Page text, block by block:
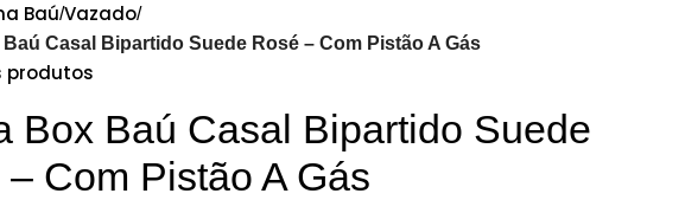
Baú Vazado
Casal Bipartido Suede Rosé – Com Pistão A Gás
produtos
Box Baú Casal Bipartido Suede
– Com Pistão A Gás